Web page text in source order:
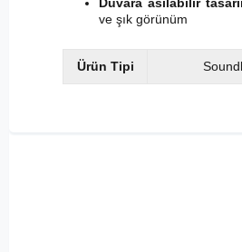
ve şık görünüm
Ürün Tipi